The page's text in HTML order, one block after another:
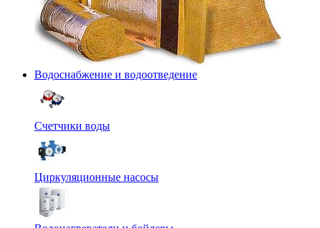
Водоснабжение и водоотведение
Счетчики воды
Циркуляционные насосы